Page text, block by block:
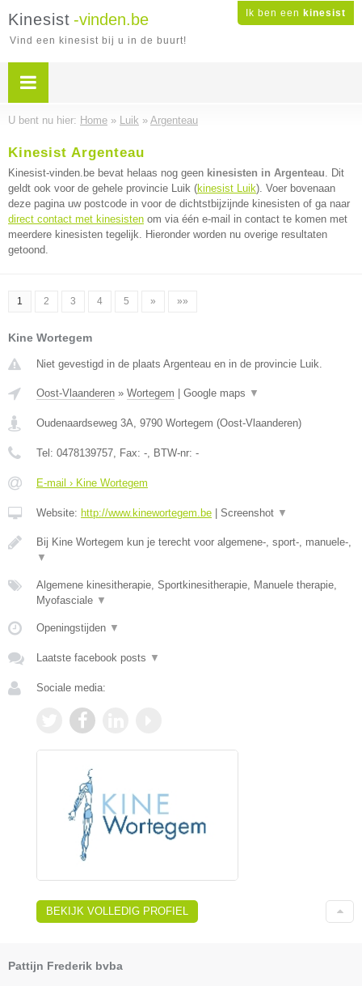
Ik ben een kinesist
Kinesist -vinden.be
Vind een kinesist bij u in de buurt!
U bent nu hier: Home » Luik » Argenteau
Kinesist Argenteau
Kinesist-vinden.be bevat helaas nog geen kinesisten in Argenteau. Dit
geldt ook voor de gehele provincie Luik (kinesist Luik). Voer bovenaan
deze pagina uw postcode in voor de dichtstbijzijnde kinesisten of ga naar
direct contact met kinesisten om via één e-mail in contact te komen met
meerdere kinesisten tegelijk. Hieronder worden nu overige resultaten
getoond.
1 2 3 4 5 » »»
Kine Wortegem
Niet gevestigd in de plaats Argenteau en in de provincie Luik.
Oost-Vlaanderen » Wortegem Google maps ▼
Oudenaardseweg 3A, 9790 Wortegem (Oost-Vlaanderen)
Tel: 0478139757, Fax: -, BTW-nr: -
E-mail › Kine Wortegem
Website: http://www.kinewortegem.be Screenshot ▼
Bij Kine Wortegem kun je terecht voor algemene-, sport-, manuele-,
▼
Algemene kinesitherapie, Sportkinesitherapie, Manuele therapie,
Myofasciale ▼
Openingstijden ▼
Laatste facebook posts ▼
Sociale media:
BEKIJK VOLLEDIG PROFIEL
Pattijn Frederik bvba